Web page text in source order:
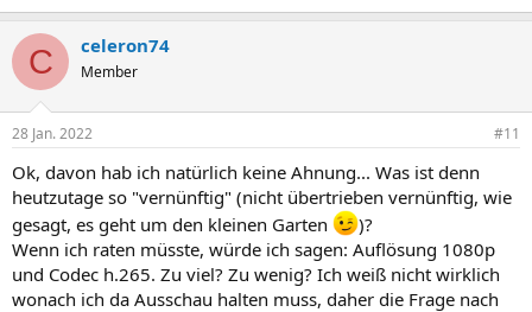
C celeron74
Member
28 Jan. 2022 #11
Ok, davon hab ich natürlich keine Ahnung... Was ist denn
heutzutage so "vernünftig" (nicht übertrieben vernünftig, wie
gesagt, es geht um den kleinen Garten
)?
Wenn ich raten müsste, würde ich sagen: Auflösung 1080p
und Codec h.265. Zu viel? Zu wenig? Ich weiß nicht wirklich
wonach ich da Ausschau halten muss, daher die Frage nach